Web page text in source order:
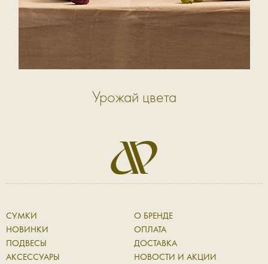
Урожай цвета
СУМКИ
НОВИНКИ
ПОДВЕСЫ
АКСЕССУАРЫ
О БРЕНДЕ
ОПЛАТА
ДОСТАВКА
НОВОСТИ И АКЦИИ